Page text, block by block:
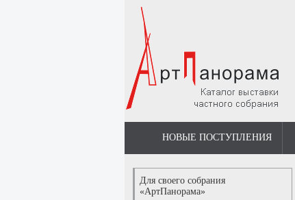
НОВЫЕ ПОСТУПЛЕНИЯ
Для своего собрания
«АртПанорама»